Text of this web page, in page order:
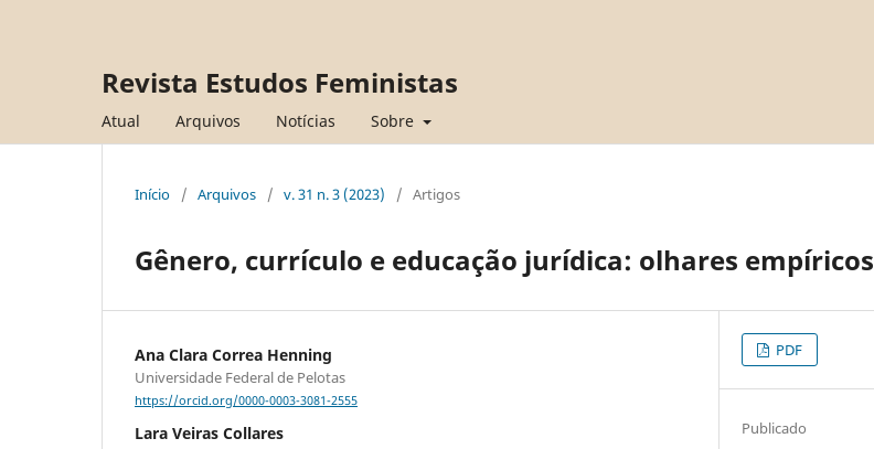
Revista Estudos Feministas
Atual Arquivos Notícias Sobre
Início / Arquivos / v. 31 n. 3 (2023) / Artigos
Gênero, currículo e educação jurídica: olhares empíricos
Ana Clara Correa Henning
Universidade Federal de Pelotas
https://orcid.org/0000-0003-3081-2555
Lara Veiras Collares
PDF
Publicado